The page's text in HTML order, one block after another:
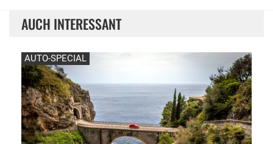
AUCH INTERESSANT
AUTO-SPECIAL